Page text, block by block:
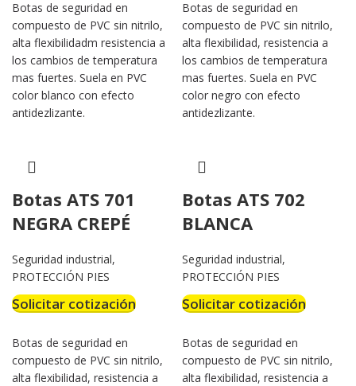
Botas de seguridad en
compuesto de PVC sin nitrilo,
alta flexibilidadm resistencia a
los cambios de temperatura
mas fuertes. Suela en PVC
color blanco con efecto
antidezlizante.
Botas de seguridad en
compuesto de PVC sin nitrilo,
alta flexibilidad, resistencia a
los cambios de temperatura
mas fuertes. Suela en PVC
color negro con efecto
antidezlizante.
Botas ATS 701
NEGRA CREPÉ
Seguridad industrial,
PROTECCIÓN PIES
Solicitar cotización
Botas de seguridad en
compuesto de PVC sin nitrilo,
alta flexibilidad, resistencia a
Botas ATS 702
BLANCA
Seguridad industrial,
PROTECCIÓN PIES
Solicitar cotización
Botas de seguridad en
compuesto de PVC sin nitrilo,
alta flexibilidad, resistencia a